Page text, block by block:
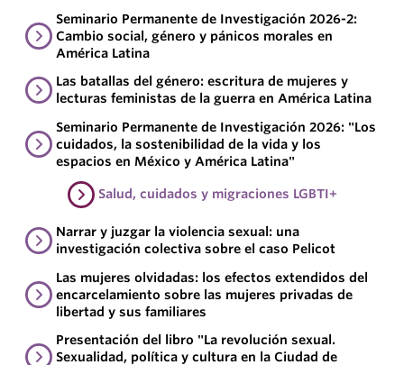
Seminario Permanente de Investigación 2026-2:
Cambio social, género y pánicos morales en
América Latina
Las batallas del género: escritura de mujeres y
lecturas feministas de la guerra en América Latina
Seminario Permanente de Investigación 2026: "Los
cuidados, la sostenibilidad de la vida y los
espacios en México y América Latina"
Salud, cuidados y migraciones LGBTI+
Narrar y juzgar la violencia sexual: una
investigación colectiva sobre el caso Pelicot
Las mujeres olvidadas: los efectos extendidos del
encarcelamiento sobre las mujeres privadas de
libertad y sus familiares
Presentación del libro "La revolución sexual.
Sexualidad, política y cultura en la Ciudad de